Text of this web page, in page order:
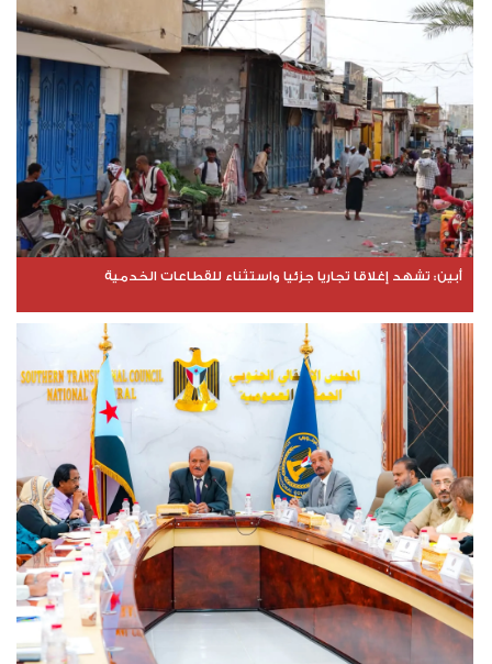
​أبين: تشهد إغلاقا تجاريا جزئيا واستثناء للقطاعات الخدمية